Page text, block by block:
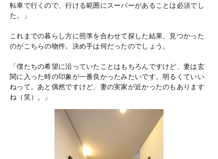
転車で行くので、行ける範囲にスーパーがあることは必須でし
た。」
これまでの暮らし方に照準を合わせて探した結果、見つかった
のがこちらの物件。決め手は何だったのでしょう。
「僕たちの希望に沿っていたことはもちろんですけど、妻は玄
関に入った時の印象が一番良かったみたいです。明るくていい
ねって。あと偶然ですけど、妻の実家が近かったのもあります
ね（笑）。」